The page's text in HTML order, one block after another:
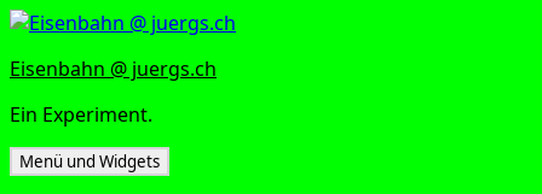
Zum
springen
Eisenbahn @ juergs.ch
Ein Experiment.
Menü und Widgets